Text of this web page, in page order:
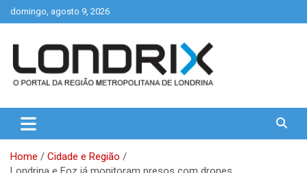
Skip
to
domingo, agosto 9, 2026
Londrix
Home
Cidade e Região